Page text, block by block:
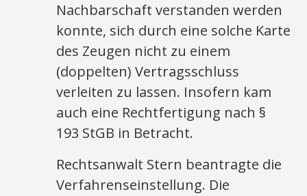
Nachbarschaft verstanden werden
konnte, sich durch eine solche Karte
des Zeugen nicht zu einem
(doppelten) Vertragsschluss
verleiten zu lassen. Insofern kam
auch eine Rechtfertigung nach §
193 StGB in Betracht.
Rechtsanwalt Stern beantragte die
Verfahrenseinstellung. Die